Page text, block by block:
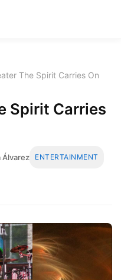
The Spirit Carries On
Spirit Carries
Álvarez ENTERTAINMENT